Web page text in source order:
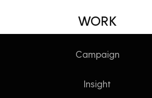
WORK
Campaign
Insight